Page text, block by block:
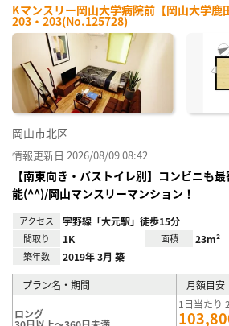
Kマンスリー岡山大学病院前【岡山大学鹿
203・203(No.125728)
岡山市北区
情報更新日 2026/08/09 08:42
【南東向き・バストイレ別】コンビニも
能(^^)/岡山マンスリーマンション！
アクセス 宇野線「大元駅」徒歩15分
間取り 1K 面積 23m²
築年数 2019年 3月 築
プラン名・期間 月額目安
ロング
1日当たり